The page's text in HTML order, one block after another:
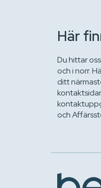
Här
Du hittar
och i norr.
ditt
och